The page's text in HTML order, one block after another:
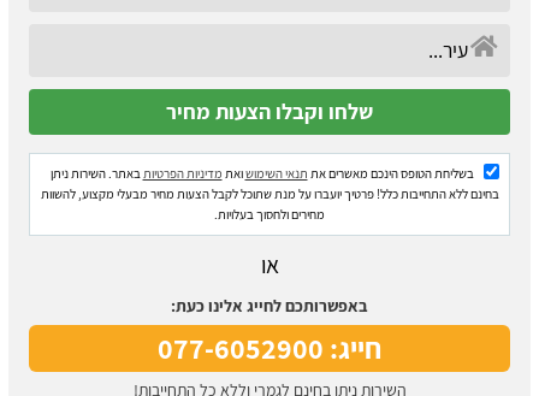
בשליחת הטופס הינכם מאשרים את תנאי השימושואת מדיניות הפרטיות באתר. השירות ניתן
בחינם ללא התחייבות כלל! פרטיך יועברו על מנת שתוכל לקבל הצעות מחיר מבעלי מקצוע, להשוות
מחירים ולחסוך בעלויות.
או
באפשרותכם לחייג אלינו כעת:
חייג: 077-6052900
השירות ניתן בחינם לגמרי וללא כל התחייבות!